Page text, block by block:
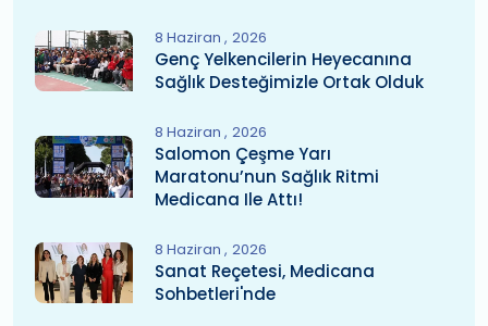
8 Haziran 2026
Genç Yelkencilerin Heyecanına
Sağlık Desteğimizle Ortak Olduk
8 Haziran 2026
Salomon Çeşme Yarı
Maratonu’nun Sağlık Ritmi
Medicana Ile Attı!
8 Haziran 2026
Sanat Reçetesi, Medicana
Sohbetleri'nde